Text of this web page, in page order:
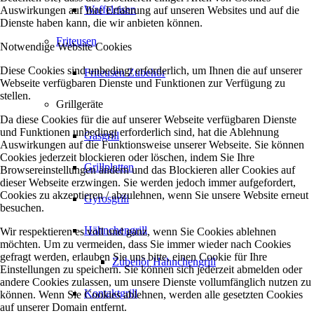
Waffeleisen
Friteusen
Friteusen Zubehör
Grillgeräte
Gasgrill
Grillplatten
Gyrosgrill
Hähnchengrill
Zubehör Hähnchengrill
Kontaktgrill
Auswirkungen auf Ihre Erfahrung auf unseren Websites und auf die
Dienste haben kann, die wir anbieten können.
Notwendige Website Cookies
Diese Cookies sind unbedingt erforderlich, um Ihnen die auf unserer
Webseite verfügbaren Dienste und Funktionen zur Verfügung zu
stellen.
Da diese Cookies für die auf unserer Webseite verfügbaren Dienste
und Funktionen unbedingt erforderlich sind, hat die Ablehnung
Auswirkungen auf die Funktionsweise unserer Webseite. Sie können
Cookies jederzeit blockieren oder löschen, indem Sie Ihre
Browsereinstellungen ändern und das Blockieren aller Cookies auf
dieser Webseite erzwingen. Sie werden jedoch immer aufgefordert,
Cookies zu akzeptieren / abzulehnen, wenn Sie unsere Website erneut
besuchen.
Wir respektieren es voll und ganz, wenn Sie Cookies ablehnen
möchten. Um zu vermeiden, dass Sie immer wieder nach Cookies
gefragt werden, erlauben Sie uns bitte, einen Cookie für Ihre
Einstellungen zu speichern. Sie können sich jederzeit abmelden oder
andere Cookies zulassen, um unsere Dienste vollumfänglich nutzen zu
können. Wenn Sie Cookies ablehnen, werden alle gesetzten Cookies
auf unserer Domain entfernt.